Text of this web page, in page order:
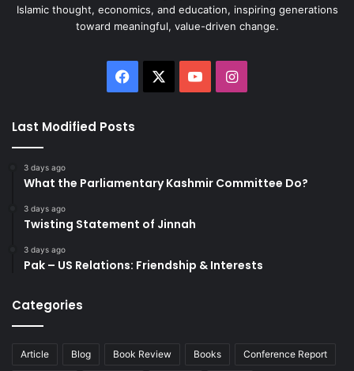
Islamic thought, economics, and education, inspiring generations
toward meaningful, value-driven change.
Facebook YouTubeInstagram
Last Modified Posts
3 days ago
What the Parliamentary Kashmir Committee Do?
3 days ago
Twisting Statement of Jinnah
3 days ago
Pak – US Relations: Friendship & Interests
Categories
Article Blog Book Review Books Conference Report